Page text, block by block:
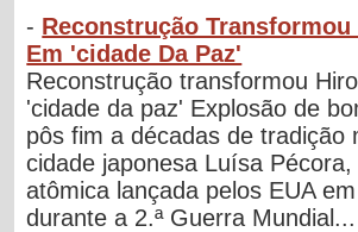
- Reconstrução
Em 'cidade Da Paz'
Reconstrução transformou
'cidade da paz' Explosão de
pôs fim a décadas de tradição
cidade japonesa Luísa
atômica lançada pelos EUA
durante a 2.ª Guerra Mundial...